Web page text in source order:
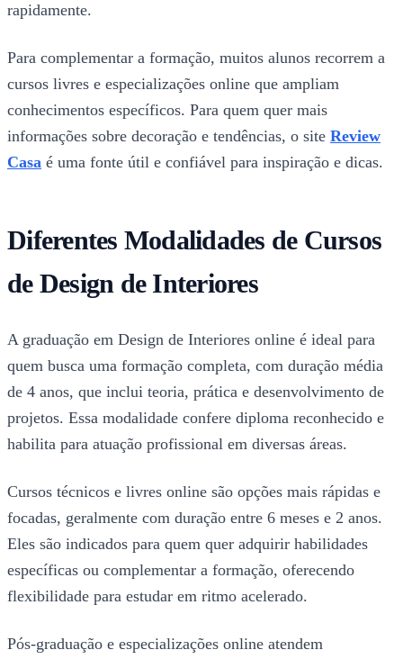
rapidamente.
Para complementar a formação, muitos alunos recorrem a
cursos livres e especializações online que ampliam
conhecimentos específicos. Para quem quer mais
informações sobre decoração e tendências, o site Review
Casa é uma fonte útil e confiável para inspiração e dicas.
Diferentes Modalidades de Cursos
de Design de Interiores
A graduação em Design de Interiores online é ideal para
quem busca uma formação completa, com duração média
de 4 anos, que inclui teoria, prática e desenvolvimento de
projetos. Essa modalidade confere diploma reconhecido e
habilita para atuação profissional em diversas áreas.
Cursos técnicos e livres online são opções mais rápidas e
focadas, geralmente com duração entre 6 meses e 2 anos.
Eles são indicados para quem quer adquirir habilidades
específicas ou complementar a formação, oferecendo
flexibilidade para estudar em ritmo acelerado.
Pós-graduação e especializações online atendem